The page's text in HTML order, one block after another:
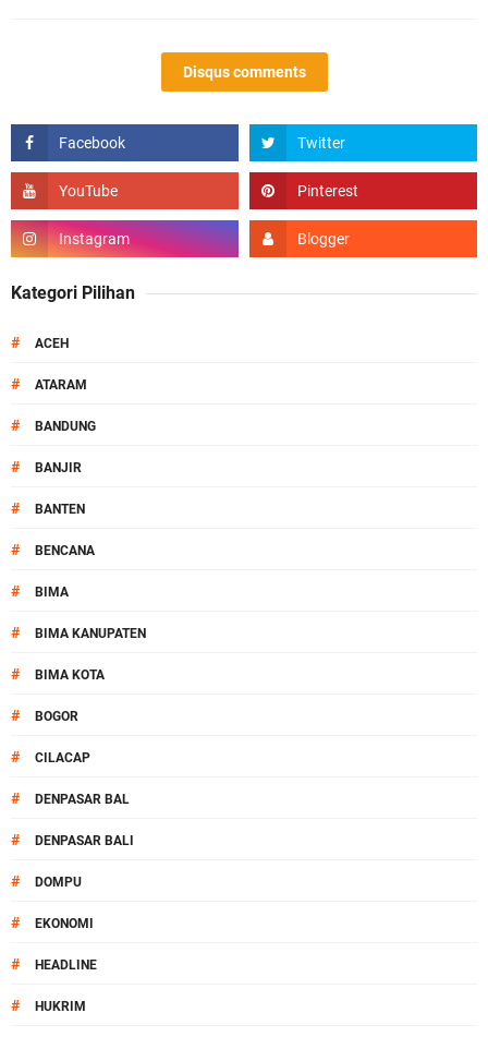
Disqus comments
Kategori Pilihan
# ACEH
# ATARAM
# BANDUNG
# BANJIR
# BANTEN
# BENCANA
# BIMA
# BIMA KANUPATEN
# BIMA KOTA
# BOGOR
# CILACAP
# DENPASAR BAL
# DENPASAR BALI
# DOMPU
# EKONOMI
# HEADLINE
# HUKRIM